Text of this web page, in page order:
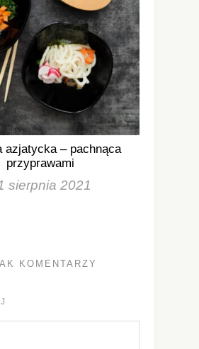
azjatycka – pachnąca
przyprawami
sierpnia 2021
KOMENTARZY